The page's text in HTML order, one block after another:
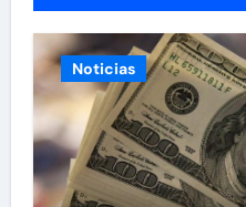
Noticias